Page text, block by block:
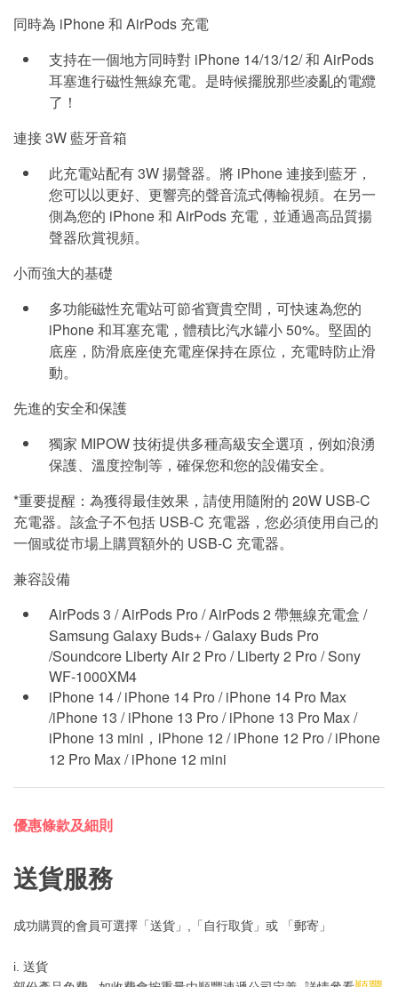
同時為 iPhone 和 AirPods 充電
支持在一個地方同時對 iPhone 14/13/12/ 和 AirPods
耳塞進行磁性無線充電。是時候擺脫那些凌亂的電纜
了！
連接 3W 藍牙音箱
此充電站配有 3W 揚聲器。將 iPhone 連接到藍牙，
您可以以更好、更響亮的聲音流式傳輸視頻。在另一
側為您的 iPhone 和 AirPods 充電，並通過高品質揚
聲器欣賞視頻。
小而強大的基礎
多功能磁性充電站可節省寶貴空間，可快速為您的
iPhone 和耳塞充電，體積比汽水罐小 50%。堅固的
底座，防滑底座使充電座保持在原位，充電時防止滑
動。
先進的安全和保護
獨家 MIPOW 技術提供多種高級安全選項，例如浪湧
保護、溫度控制等，確保您和您的設備安全。
*重要提醒：為獲得最佳效果，請使用隨附的 20W USB-C
充電器。該盒子不包括 USB-C 充電器，您必須使用自己的
一個或從市場上購買額外的 USB-C 充電器。
兼容設備
AirPods 3 / AirPods Pro / AirPods 2 帶無線充電盒 /
Samsung Galaxy Buds+ / Galaxy Buds Pro
/Soundcore Liberty Air 2 Pro / Liberty 2 Pro / Sony
WF-1000XM4
iPhone 14 / iPhone 14 Pro / iPhone 14 Pro Max
/iPhone 13 / iPhone 13 Pro / iPhone 13 Pro Max /
iPhone 13 mini，iPhone 12 / iPhone 12 Pro / iPhone
12 Pro Max / iPhone 12 mini
優惠條款及細則
送貨服務
成功購買的會員可選擇「送貨」,「自行取貨」或 「郵寄」
i. 送貨